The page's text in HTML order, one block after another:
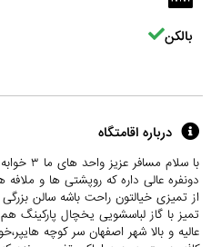
بالکن
درباره اقامتگاه
با سلام
دونفره عالی داره که روپشتی ها و
از تمیزی خیالتون راحت باشه سالن بزرگی
عالیه و بالا شهر اصفهان سر کوچه